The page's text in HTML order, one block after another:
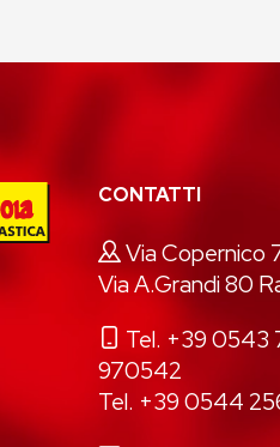
CONTATTI
Via Copernico
Via A.Grandi 80
Tel. +39 0543
970542
Tel. +39 0544